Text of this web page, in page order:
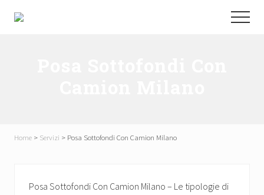
Menu
Home > Servizi > Posa Sottofondi Con Camion Milano
Posa Sottofondi Con Camion Milano – Le tipologie di